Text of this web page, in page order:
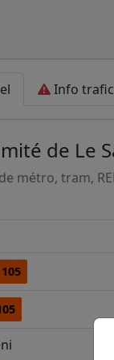
Info trafic
de Le
métro, tram,
105